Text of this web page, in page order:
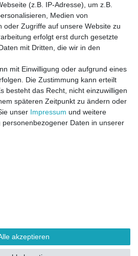
Telefon unter 04331 / 4928-910
Widerrufsformular Impressum
(z.B. IP-Adresse), um z.B.
Medien von
oder Zugriffe auf unsere Website zu
erfolgt erst durch gesetzte
mit Dritten, die wir in den
mit Einwilligung oder aufgrund eines
Die Zustimmung kann erteilt
besteht das Recht, nicht einzuwilligen
späteren Zeitpunkt zu ändern oder
unser Impressum und weitere
personenbezogener Daten in unserer
akzeptieren